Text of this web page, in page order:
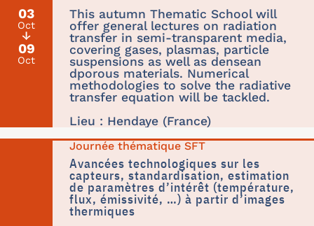
03
Oct
↓
09
Oct
This autumn Thematic School will
offer general lectures on radiation
transfer in semi-transparent media,
covering gases, plasmas, particle
suspensions as well as densean
dporous materials. Numerical
methodologies to solve the radiative
transfer equation will be tackled.
Lieu : Hendaye (France)
Journée thématique SFT
Avancées technologiques sur les
capteurs, standardisation, estimation
de paramètres d’intérêt (température,
flux, émissivité, …) à partir d’images
thermiques